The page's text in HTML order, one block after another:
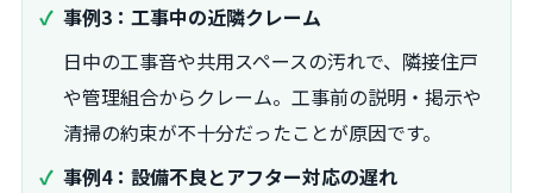
事例3：工事中の近隣クレーム
日中の工事音や共用スペースの汚れで、隣接住戸
や管理組合からクレーム。工事前の説明・掲示や
清掃の約束が不十分だったことが原因です。
事例4：設備不良とアフター対応の遅れ